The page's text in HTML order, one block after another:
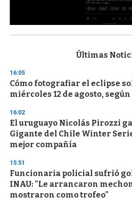
s
d
s
o
f
3
s
e
c
o
d
s
Últimas
16:05
Cómo fotografiar el eclipse
miércoles 12 de agosto,
16:02
El uruguayo Nicolás Pirozzi
Gigante del Chile Winter
mejor compañía
15:51
Funcionaria policial sufrió
INAU: "Le arrancaron
mostraron como trofeo"